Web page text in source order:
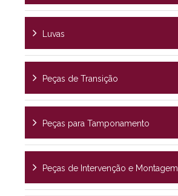
Luvas
Peças de Transição
Peças para Tamponamento
Peças de Intervenção e Montagem